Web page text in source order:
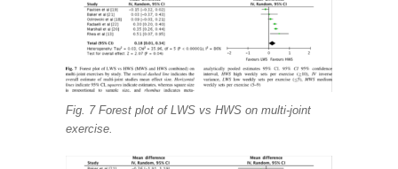
Fig. 7 Forest plot of LWS vs HWS on multi-joint
exercise.